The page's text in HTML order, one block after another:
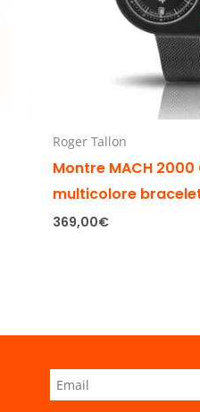
Roger Tallon
Montre MACH
multicolore
369,00€